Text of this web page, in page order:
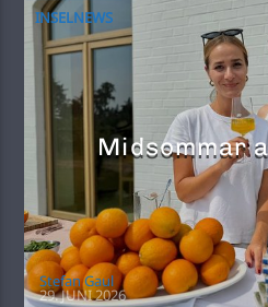
INSELNEWS
Midsommar
Stefan Gaul
29. JUNI 2026